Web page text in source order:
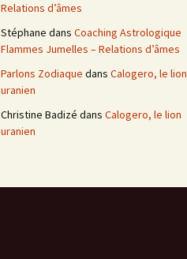
Relations d’âmes
Stéphane dans Coaching Astrologique
Flammes Jumelles – Relations d’âmes
Parlons Zodiaque dans Calogero, le lion
uranien
Christine Badizé dans Calogero, le lion
uranien